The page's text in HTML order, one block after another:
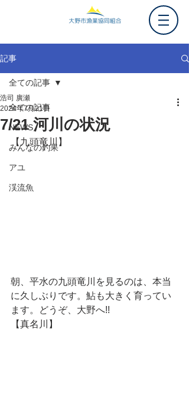
記事
全ての記事
NEWS
みんなの釣果
アユ
渓流魚
全ての記事
7/21 河川の状況
浩司 廣瀬
2024年7月21日
【九頭竜川】
朝、平水の九頭竜川を見るのは、本当
に久しぶりです。鮎も大きく育ってい
ます。どうぞ、大野へ!!
【真名川】